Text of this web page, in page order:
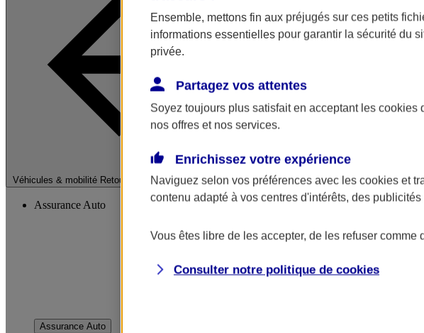
Véhicules & mobilité Retour à la section précédente
Fermer le menu principal
Assurance Auto
Assurance Auto
Ensemble, mettons fin aux préjugés sur ces petits
informations essentielles pour garantir la sécurité du
privée.
Partagez vos attentes
Soyez toujours plus satisfait en acceptant les cookies
nos offres et nos services.
Enrichissez votre expérience
Naviguez selon vos préférences avec les cookies et
contenu adapté à vos centres d'intérêts, des
Vous êtes libre de les accepter, de les refuser
Consulter notre politique de cookies